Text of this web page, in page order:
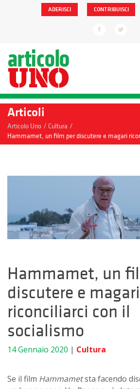
ADERISCI CONTRIBUISCI
Articoli
Articolo Uno / Cultura /
Hammamet, un film per discutere e magari
Hammamet, un
discutere e magari
riconciliarci con il
socialismo
14 Gennaio 2020 | Cultura
Se il film Hammametsta facendo